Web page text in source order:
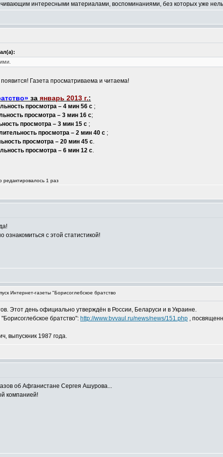
интересными материалами, воспоминаниями, без которых уже
Газета просматриваема и читаема!
за январь 2013 г.:
просмотра – 4 мин 56 с ;
просмотра – 3 мин 16 с;
просмотра – 3 мин 15 с ;
просмотра – 2 мин 40 с ;
просмотра – 20 мин 45 с.
просмотра – 6 мин 12 с.
1 раз
с этой статистикой!
Интернет-газеты "Борисоглебское братство
Этот день официально утверждён в России, Беларуси и в Украине.
братство": http://www.bvvaul.ru/news/news/151.php ,
выпускник 1987 года.
об Афганистане Сергея Ашурова...
компанией!